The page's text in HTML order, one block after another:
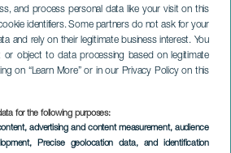
and process personal data like your visit on this
identifiers. Some partners do not ask for your
and rely on their legitimate business interest. You
or object to data processing based on legitimate
on “Learn More” or in our Privacy Policy on this
for the following purposes:
advertising and content measurement, audience
, Precise geolocation data, and identification